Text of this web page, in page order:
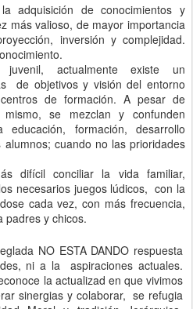
adquisición de conocimientos y
más valioso, de mayor importancia
inversión y complejidad.
actualmente existe un
de objetivos y visión del entorno
de formación. A pesar de
se mezclan y confunden
formación, desarrollo
cuando no las prioridades
difícil conciliar la vida familiar,
necesarios juegos lúdicos, con la
cada vez, con más frecuencia,
padres y chicos.
NO ESTA DANDO respuesta
ni a la aspiraciones actuales.
la actualizad en que vivimos
sinergias y colaborar, se refugia